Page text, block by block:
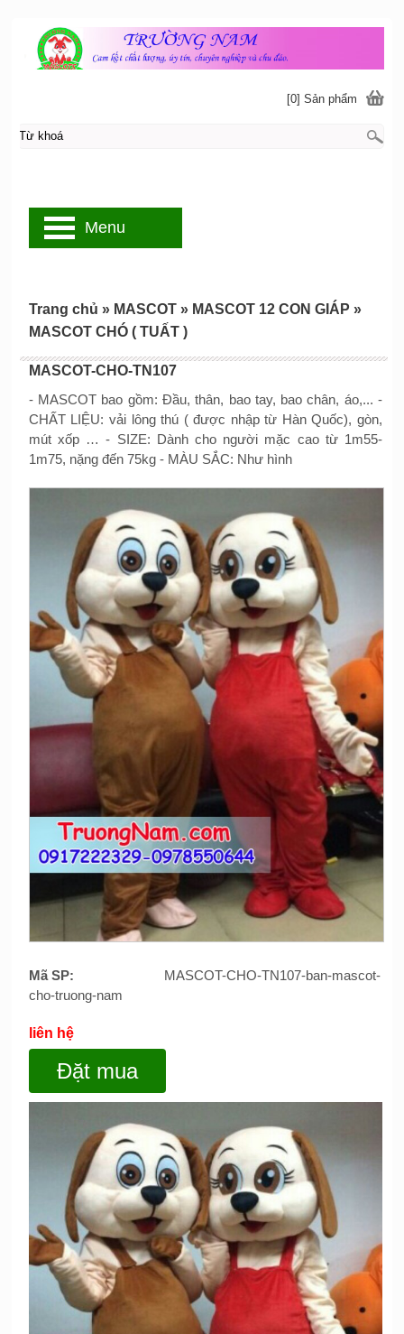
MASCOT-CHO-TN107
- MASCOT bao gồm: Đầu, thân, bao tay, bao chân, áo,... -
CHẤT LIỆU: vải lông thú ( được nhập từ Hàn Quốc), gòn,
mút xốp … - SIZE: Dành cho người mặc cao từ 1m55-
1m75, nặng đến 75kg - MÀU SẮC: Như hình
Mã SP:
MASCOT-CHO-TN107-ban-mascot-
cho-truong-nam
liên hệ
Đặt mua
Trang chủ » MASCOT » MASCOT 12 CON GIÁP »
MASCOT CHÓ ( TUẤT )
[0] Sản phẩm
Menu